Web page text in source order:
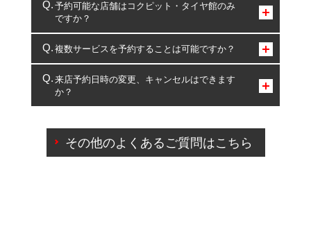
予約可能な店舗はコクピット・タイヤ館のみ
ですか？
コクピット・タイヤ館のみとなります。
複数サービスを予約することは可能ですか？
複数サービスのご予約は可能です。
一部の商品・サービスの組み合わせに限り、同時にご予約が
出来ないものもございます。
来店予約日時の変更、キャンセルはできます
か？
ご来店予約日の3営業日前を過ぎている場合のご予約
の日時変更につきましては、直接ご予約の店舗まで
その他のよくあるご質問はこちら